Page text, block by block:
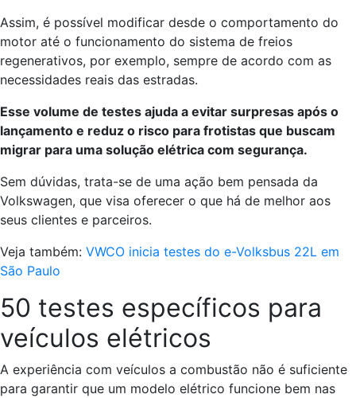
Assim, é possível modificar desde o comportamento do
motor até o funcionamento do sistema de freios
regenerativos, por exemplo, sempre de acordo com as
necessidades reais das estradas.
Esse volume de testes ajuda a evitar surpresas após o
lançamento e reduz o risco para frotistas que buscam
migrar para uma solução elétrica com segurança.
Sem dúvidas, trata-se de uma ação bem pensada da
Volkswagen, que visa oferecer o que há de melhor aos
seus clientes e parceiros.
Veja também: VWCO inicia testes do e-Volksbus 22L em
São Paulo
50 testes específicos para
veículos elétricos
A experiência com veículos a combustão não é suficiente
para garantir que um modelo elétrico funcione bem nas